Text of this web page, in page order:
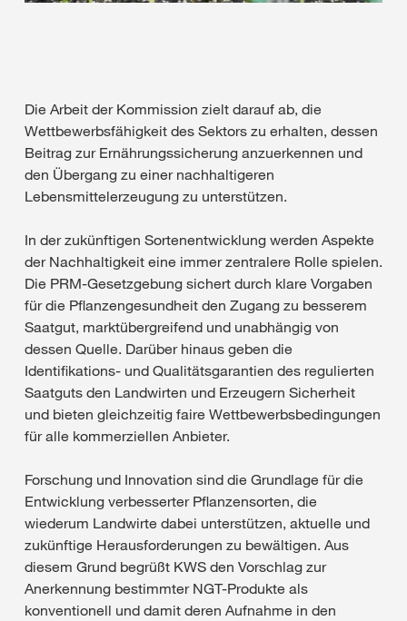
Die Arbeit der Kommission zielt darauf ab, die
Wettbewerbsfähigkeit des Sektors zu erhalten, dessen
Beitrag zur Ernährungssicherung anzuerkennen und
den Übergang zu einer nachhaltigeren
Lebensmittelerzeugung zu unterstützen.
In der zukünftigen Sortenentwicklung werden Aspekte
der Nachhaltigkeit eine immer zentralere Rolle spielen.
Die PRM-Gesetzgebung sichert durch klare Vorgaben
für die Pflanzengesundheit den Zugang zu besserem
Saatgut, marktübergreifend und unabhängig von
dessen Quelle. Darüber hinaus geben die
Identifikations- und Qualitätsgarantien des regulierten
Saatguts den Landwirten und Erzeugern Sicherheit
und bieten gleichzeitig faire Wettbewerbsbedingungen
für alle kommerziellen Anbieter.
Forschung und Innovation sind die Grundlage für die
Entwicklung verbesserter Pflanzensorten, die
wiederum Landwirte dabei unterstützen, aktuelle und
zukünftige Herausforderungen zu bewältigen. Aus
diesem Grund begrüßt KWS den Vorschlag zur
Anerkennung bestimmter NGT-Produkte als
konventionell und damit deren Aufnahme in den